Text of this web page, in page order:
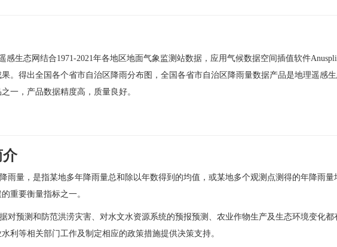
态网结合1971-2021年各地区地面气象监测站数据，应用气候数据空间插值软件
。得出全国各个省市自治区降雨分布图，全国各省市自治区降雨量数据产品是地理遥感
一，产品数据精度高，质量良好。
介
量，是指某地多年降雨量总和除以年数得到的均值，或某地多个观测点测得的年降雨量
重要衡量指标之一。
预测和防范洪涝灾害、对水文水资源系统的预报预测、农业作物生产及生态环境变化都
水利等相关部门工作及制定相应的政策措施提供决策支持。